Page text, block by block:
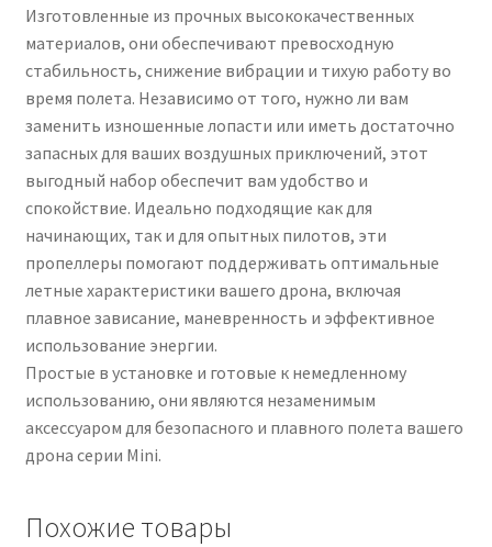
Изготовленные из прочных высококачественных
материалов, они обеспечивают превосходную
стабильность, снижение вибрации и тихую работу во
время полета. Независимо от того, нужно ли вам
заменить изношенные лопасти или иметь достаточно
запасных для ваших воздушных приключений, этот
выгодный набор обеспечит вам удобство и
спокойствие. Идеально подходящие как для
начинающих, так и для опытных пилотов, эти
пропеллеры помогают поддерживать оптимальные
летные характеристики вашего дрона, включая
плавное зависание, маневренность и эффективное
использование энергии.
Простые в установке и готовые к немедленному
использованию, они являются незаменимым
аксессуаром для безопасного и плавного полета вашего
дрона серии Mini.
Похожие товары